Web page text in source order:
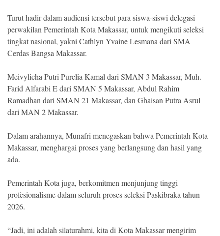
Turut hadir dalam audiensi tersebut para siswa-siswi delegasi
perwakilan Pemerintah Kota Makassar, untuk mengikuti seleksi
tingkat nasional, yakni Cathlyn Yvaine Lesmana dari SMA
Cerdas Bangsa Makassar.
Meivylicha Putri Purelia Kamal dari SMAN 3 Makassar, Muh.
Farid Alfarabi E dari SMAN 5 Makassar, Abdul Rahim
Ramadhan dari SMAN 21 Makassar, dan Ghaisan Putra Asrul
dari MAN 2 Makassar.
Dalam arahannya, Munafri menegaskan bahwa Pemerintah Kota
Makassar, menghargai proses yang berlangsung dan hasil yang
ada.
Pemerintah Kota juga, berkomitmen menjunjung tinggi
profesionalisme dalam seluruh proses seleksi Paskibraka tahun
2026.
“Jadi, ini adalah silaturahmi, kita di Kota Makassar mengirim